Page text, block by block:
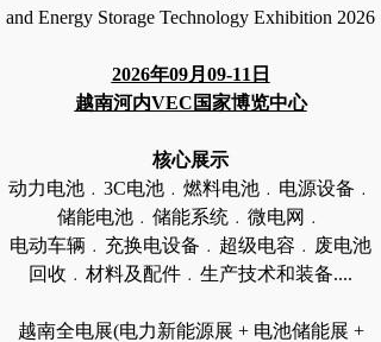
and Energy Storage Technology Exhibition 2026
2026年09月09-11日
越南河内VEC国家博览中心
核心展示
动力电池﹒3C电池﹒燃料电池﹒电源设备﹒
储能电池﹒储能系统﹒微电网﹒
电动车辆﹒充换电设备﹒超级电容﹒废电池
回收﹒材料及配件﹒生产技术和装备....
越南全电展(电力新能源展 + 电池储能展 +